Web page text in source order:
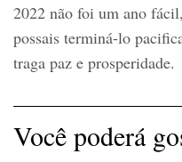
2022 não foi um ano
possais terminá-lo
traga paz e prosperidade.
Você poderá